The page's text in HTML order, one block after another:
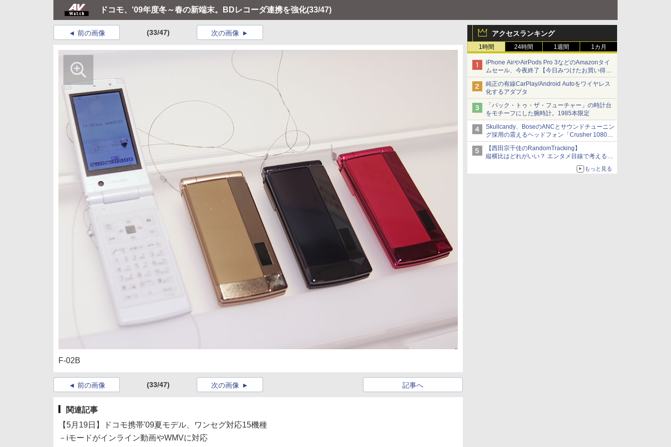
ドコモ、'09年度冬～春の新端末。BDレコーダ連携を強化(33/47)
アクセスランキング
1時間 24時間 1週間 1カ月
iPhone AirやAirPods Pro 3などのAmazonタイ
ムセール、今夜終了【今日みつけたお買い得
品】
純正の有線CarPlay/Android Autoをワイヤレス
化するアダプタ
「バック・トゥ・ザ・フューチャー」の時計台
をモチーフにした腕時計。1985本限定
Skullcandy、BoseのANCとサウンドチューニン
グ採用の震えるヘッドフォン「Crusher 1080
ANC」
【西田宗千佳のRandomTracking】
縦横比はどれがいい？ エンタメ目線で考える、
もっと見る
前の画像 (33/47) 次の画像
F-02B
前の画像 (33/47) 記事へ
次の画像
関連記事
【5月19日】ドコモ携帯'09夏モデル、ワンセグ対応15機種
－iモードがインライン動画やWMVに対応